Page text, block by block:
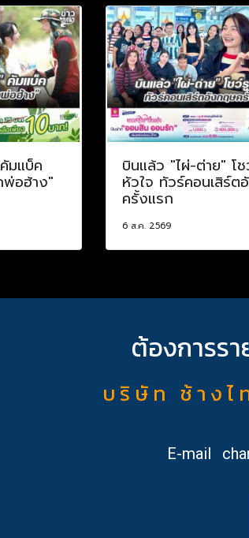
มแบ็ค
อฮ้าง"
บินแล้ว "ไผ่-ต่าย" โ
หัวใจ ทัวร์คอนเสิร์ต
ครั้งแรก
6 ส.ค. 2569
ต้องการร
บ ริ ษั ท ช้ า ง ไ
E-mail